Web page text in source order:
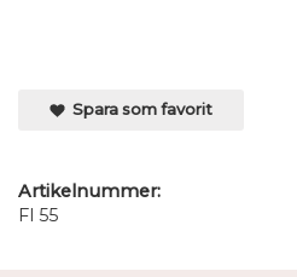
Spara som favorit
Artikelnummer:
Fl 55